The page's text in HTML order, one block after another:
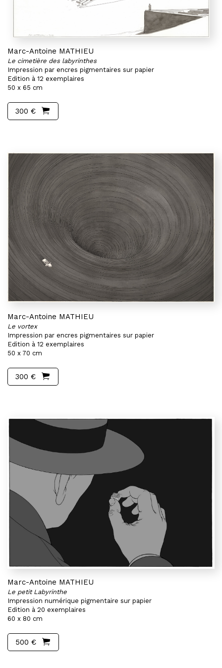
Marc-Antoine MATHIEU
Le cimetière des labyrinthes
Impression par encres pigmentaires sur papier
Edition à 12 exemplaires
50 x 65 cm
300 €
Marc-Antoine MATHIEU
Le vortex
Impression par encres pigmentaires sur papier
Edition à 12 exemplaires
50 x 70 cm
300 €
Marc-Antoine MATHIEU
Le petit Labyrinthe
Impression numérique pigmentaire sur papier
Edition à 20 exemplaires
60 x 80 cm
500 €